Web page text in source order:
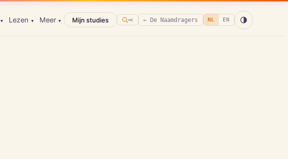
▾ Lezen ▾ Meer ▾ Mijn studies ⌘K ← De Naamdragers NL EN